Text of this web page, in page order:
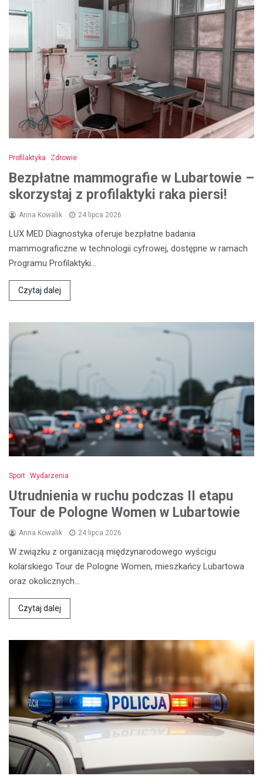
Profilaktyka Zdrowie
Bezpłatne mammografie w Lubartowie –
skorzystaj z profilaktyki raka piersi!
Anna Kowalik 24 lipca 2026
LUX MED Diagnostyka oferuje bezpłatne badania
mammograficzne w technologii cyfrowej, dostępne w ramach
Programu Profilaktyki…
Czytaj dalej
Sport Wydarzenia
Utrudnienia w ruchu podczas II etapu
Tour de Pologne Women w Lubartowie
Anna Kowalik 24 lipca 2026
W związku z organizacją międzynarodowego wyścigu
kolarskiego Tour de Pologne Women, mieszkańcy Lubartowa
oraz okolicznych…
Czytaj dalej